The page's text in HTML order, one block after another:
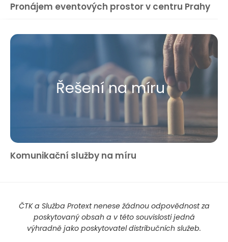
Pronájem eventových prostor v centru Prahy
Řešení na míru
Komunikační služby na míru
ČTK a Služba Protext nenese žádnou odpovědnost za
poskytovaný obsah a v této souvislosti jedná
výhradně jako poskytovatel distribučních služeb.